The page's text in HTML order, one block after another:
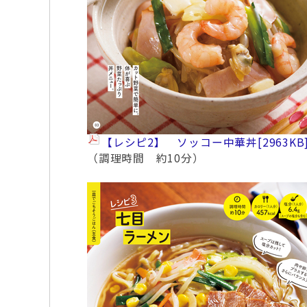
【レシピ2】 ソッコー中華丼
（調理時間 約10分）